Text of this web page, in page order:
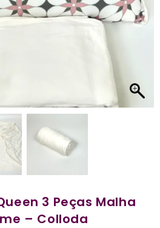
3 Peças Malha
– Colloda